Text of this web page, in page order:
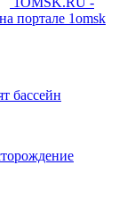
портале 1omsk
бассейн